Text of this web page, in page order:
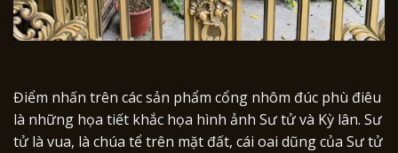
Điểm nhấn trên các sản phẩm cổng nhôm đúc phù điêu
là những họa tiết khắc họa hình ảnh Sư tử và Kỳ lân. Sư
tử là vua, là chúa tể trên mặt đất, cái oai dũng của Sư tử